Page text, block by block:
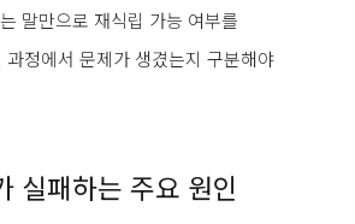
말만으로 재식립 가능 여부를
과정에서 문제가 생겼는지 구분해야
실패하는 주요 원인